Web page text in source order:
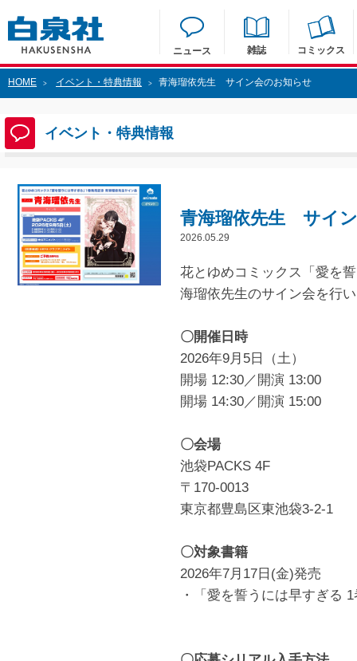
ニュース 雑誌 コミックス
HOME > イベント・特典情報 > 青海瑠依先生 サイン会のお知らせ
イベント・特典情報
青海瑠依先生 サイ
2026.05.29
花とゆめコミックス「愛を
海瑠依先生のサイン会を行
〇開催日時
2026年9月5日（土）
開場 12:30／開演 13:00
開場 14:30／開演 15:00
〇会場
池袋PACKS 4F
〒170-0013
東京都豊島区東池袋3-2-1
〇対象書籍
2026年7月17日(金)発売
・「愛を誓うには早すぎる